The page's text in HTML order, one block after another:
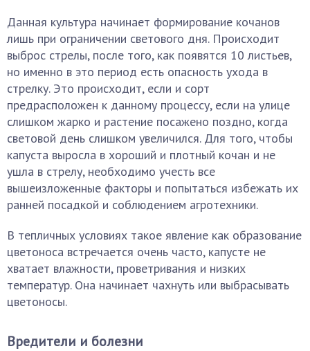
Данная культура начинает формирование кочанов
лишь при ограничении светового дня. Происходит
выброс стрелы, после того, как появятся 10 листьев,
но именно в это период есть опасность ухода в
стрелку. Это происходит, если и сорт
предрасположен к данному процессу, если на улице
слишком жарко и растение посажено поздно, когда
световой день слишком увеличился. Для того, чтобы
капуста выросла в хороший и плотный кочан и не
ушла в стрелу, необходимо учесть все
вышеизложенные факторы и попытаться избежать их
ранней посадкой и соблюдением агротехники.
В тепличных условиях такое явление как образование
цветоноса встречается очень часто, капусте не
хватает влажности, проветривания и низких
температур. Она начинает чахнуть или выбрасывать
цветоносы.
Вредители и болезни